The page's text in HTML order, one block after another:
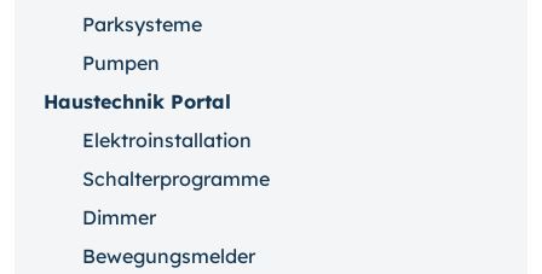
Parksysteme
Pumpen
Haustechnik Portal
Elektroinstallation
Schalterprogramme
Dimmer
Bewegungsmelder